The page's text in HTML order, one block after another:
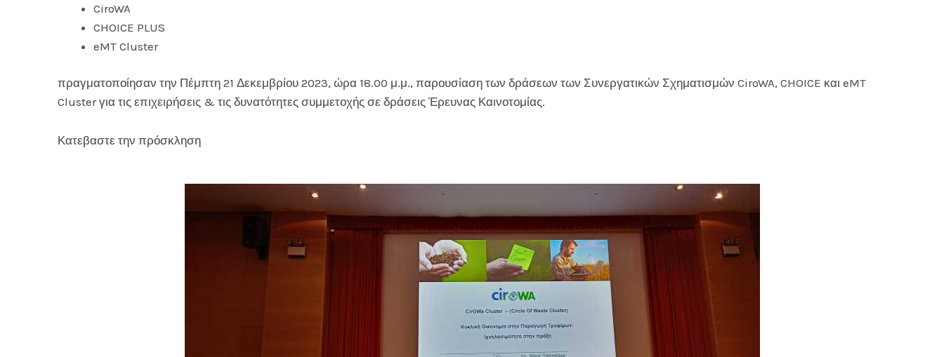
CiroWA
CHOICE PLUS
eMT Cluster
πραγματοποίησαν την Πέμπτη 21 Δεκεμβρίου 2023, ώρα 18.00 μ.μ., παρουσίαση των δράσεων των Συνεργατικών Σχηματισμών CiroWA, CHOICE και eMT
Cluster για τις επιχειρήσεις & τις δυνατότητες συμμετοχής σε δράσεις Έρευνας Καινοτομίας.
Κατεβαστε την πρόσκληση